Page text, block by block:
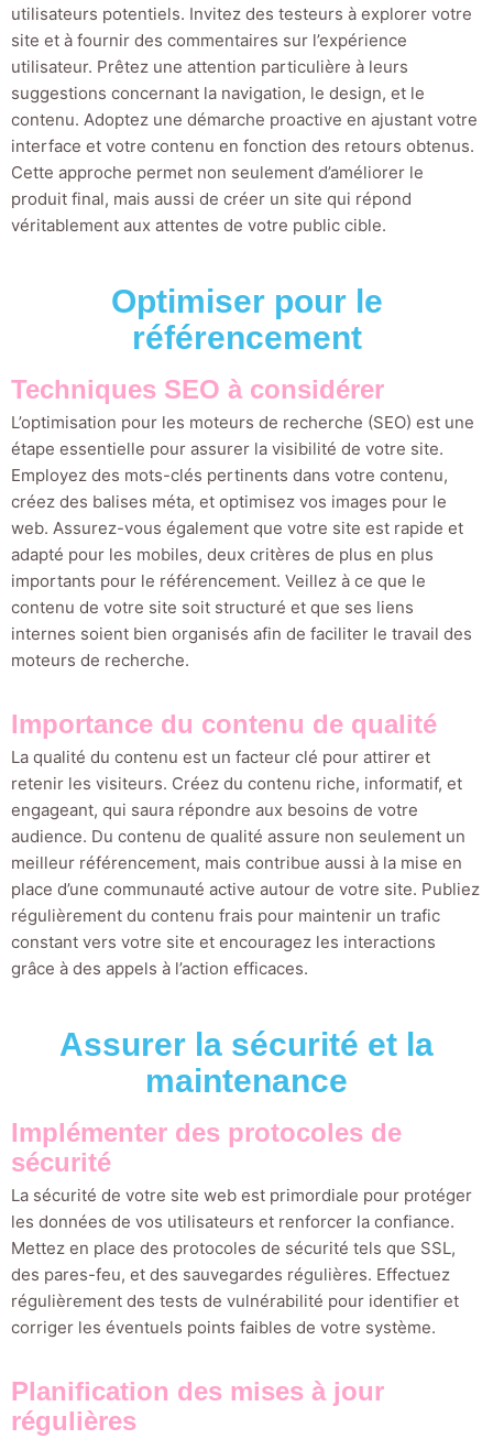
utilisateurs potentiels. Invitez des testeurs à explorer votre
site et à fournir des commentaires sur l’expérience
utilisateur. Prêtez une attention particulière à leurs
suggestions concernant la navigation, le design, et le
contenu. Adoptez une démarche proactive en ajustant votre
interface et votre contenu en fonction des retours obtenus.
Cette approche permet non seulement d’améliorer le
produit final, mais aussi de créer un site qui répond
véritablement aux attentes de votre public cible.
Optimiser pour le
référencement
Techniques SEO à considérer
L’optimisation pour les moteurs de recherche (SEO) est une
étape essentielle pour assurer la visibilité de votre site.
Employez des mots-clés pertinents dans votre contenu,
créez des balises méta, et optimisez vos images pour le
web. Assurez-vous également que votre site est rapide et
adapté pour les mobiles, deux critères de plus en plus
importants pour le référencement. Veillez à ce que le
contenu de votre site soit structuré et que ses liens
internes soient bien organisés afin de faciliter le travail des
moteurs de recherche.
Importance du contenu de qualité
La qualité du contenu est un facteur clé pour attirer et
retenir les visiteurs. Créez du contenu riche, informatif, et
engageant, qui saura répondre aux besoins de votre
audience. Du contenu de qualité assure non seulement un
meilleur référencement, mais contribue aussi à la mise en
place d’une communauté active autour de votre site. Publiez
régulièrement du contenu frais pour maintenir un trafic
constant vers votre site et encouragez les interactions
grâce à des appels à l’action efficaces.
Assurer la sécurité et la
maintenance
Implémenter des protocoles de
sécurité
La sécurité de votre site web est primordiale pour protéger
les données de vos utilisateurs et renforcer la confiance.
Mettez en place des protocoles de sécurité tels que SSL,
des pares-feu, et des sauvegardes régulières. Effectuez
régulièrement des tests de vulnérabilité pour identifier et
corriger les éventuels points faibles de votre système.
Planification des mises à jour
régulières